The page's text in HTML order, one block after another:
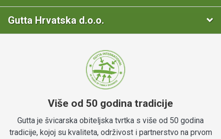
Gutta Hrvatska d.o.o.
Više od 50 godina tradicije
Gutta je švicarska obiteljska tvrtka s više od 50 godina
tradicije, kojoj su kvaliteta, održivost i partnerstvo na prvom